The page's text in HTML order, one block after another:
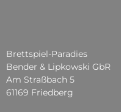
Brettspiel-Paradies
Bender & Lipkowski GbR
Am Straßbach 5
61169 Friedberg